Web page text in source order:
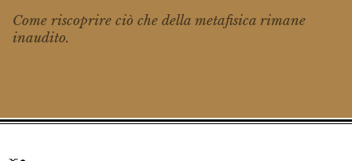
Come riscoprire ciò che della metafisica rimane
inaudito.